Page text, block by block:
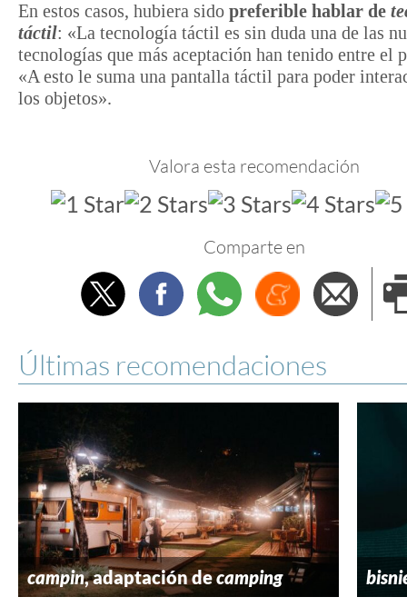
En estos casos, hubiera sido preferible hablar de
táctil: «La tecnología táctil es sin duda una de las
tecnologías que más aceptación han tenido entre el
«A esto le suma una pantalla táctil para poder
los objetos».
Valora esta recomendación
Comparte en
TwitterFacebookWhatsappMenéame
Últimas recomendaciones
campin, adaptación decamping